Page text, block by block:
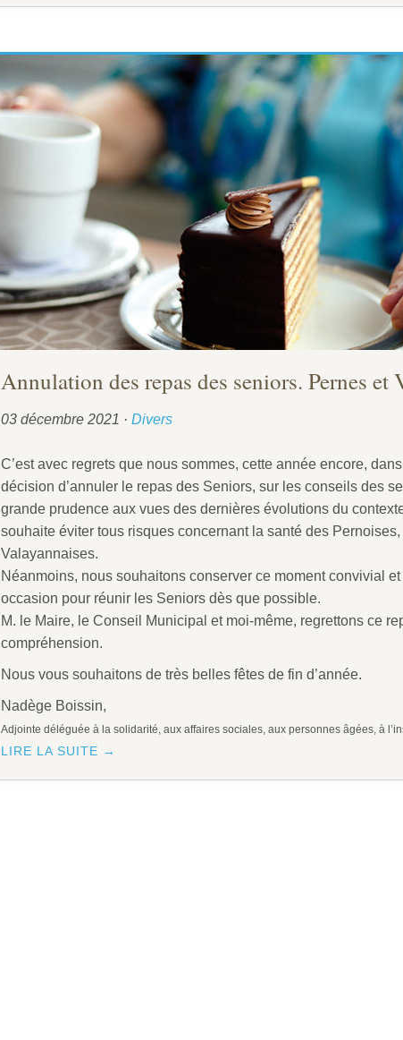
Annulation des repas des seniors. Pernes et
03 décembre 2021 · Divers
C’est avec regrets que nous sommes, cette année encore,
décision d’annuler le repas des Seniors, sur les conseils des
grande prudence aux vues des dernières évolutions du
souhaite éviter tous risques concernant la santé des
Valayannaises.
Néanmoins, nous souhaitons conserver ce moment convivial
occasion pour réunir les Seniors dès que possible.
M. le Maire, le Conseil Municipal et moi-même, regrettons ce
compréhension.
Nous vous souhaitons de très belles fêtes de fin d’année.
Nadège Boissin,
Adjointe déléguée à la solidarité, aux affaires sociales, aux personnes âgées, à
LIRE LA SUITE →